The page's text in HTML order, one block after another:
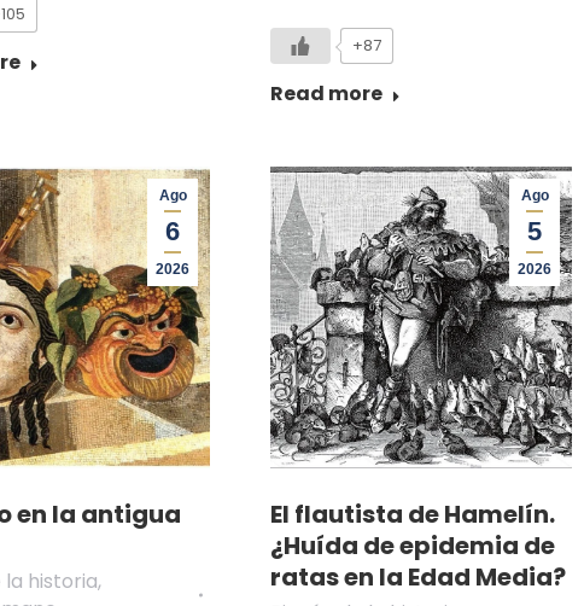
+87
Read more
Ago
6
2026
en la antigua
la historia,
Ago
5
2026
El flautista de Hamelín.
¿Huída de epidemia de
ratas en la Edad Media?